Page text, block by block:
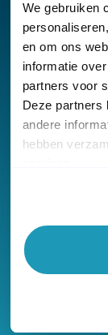
We gebruiken
en om ons
informatie
partners voor
Deze partners
andere
hebben